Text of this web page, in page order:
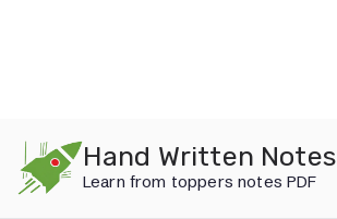
content
Hand Written Notes
Learn from toppers notes PDF